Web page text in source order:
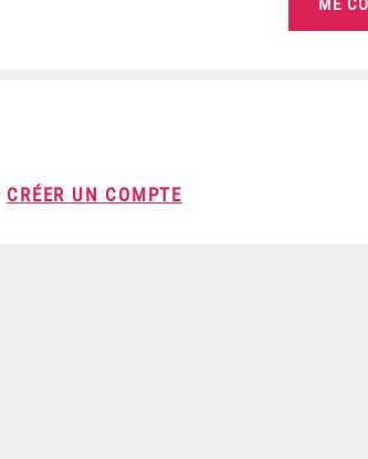
CRÉER UN COMPTE